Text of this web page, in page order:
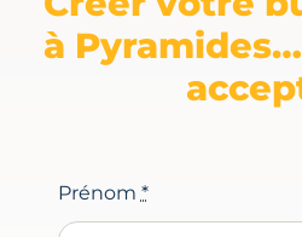
à
Prénom *